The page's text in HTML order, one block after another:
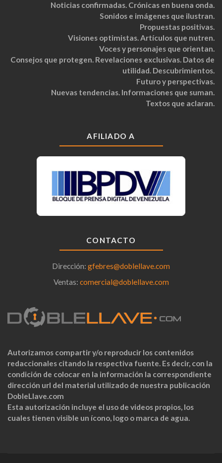
Noticias confirmadas. Crónicas en buena onda.
Sonidos e imágenes que ilustran.
Propuestas positivas.
Visiones optimistas. Artículos que nutren.
Voces y personajes que orientan.
Consejos que protegen. Revelaciones exclusivas. Datos de
utilidad. Descubrimientos.
Futuro y perspectivas.
Nuevas tendencias. Informaciones que suman.
Textos que aclaran.
AFILIADO A
CONTACTO
Dirección: gfebres@doblellave.com
Ventas: comercial@doblellave.com
Autorizamos compartir y/o reproducir los contenidos
redaccionales citando la respectiva fuente. Es decir, con la
condición de colocar en la información la correspondiente
dirección url del material utilizado de nuestra publicación
DobleLlave.com
Esta autorización incluye el uso de videos propios, los
cuales tienen visible un ícono, logo o marca de agua.